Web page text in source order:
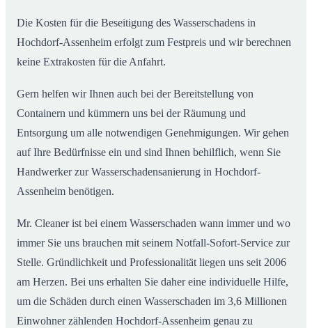
Die Kosten für die Beseitigung des Wasserschadens in
Hochdorf-Assenheim erfolgt zum Festpreis und wir berechnen
keine Extrakosten für die Anfahrt.
Gern helfen wir Ihnen auch bei der Bereitstellung von
Containern und kümmern uns bei der Räumung und
Entsorgung um alle notwendigen Genehmigungen. Wir gehen
auf Ihre Bedürfnisse ein und sind Ihnen behilflich, wenn Sie
Handwerker zur Wasserschadensanierung in Hochdorf-
Assenheim benötigen.
Mr. Cleaner ist bei einem Wasserschaden wann immer und wo
immer Sie uns brauchen mit seinem Notfall-Sofort-Service zur
Stelle. Gründlichkeit und Professionalität liegen uns seit 2006
am Herzen. Bei uns erhalten Sie daher eine individuelle Hilfe,
um die Schäden durch einen Wasserschaden im 3,6 Millionen
Einwohner zählenden Hochdorf-Assenheim genau zu